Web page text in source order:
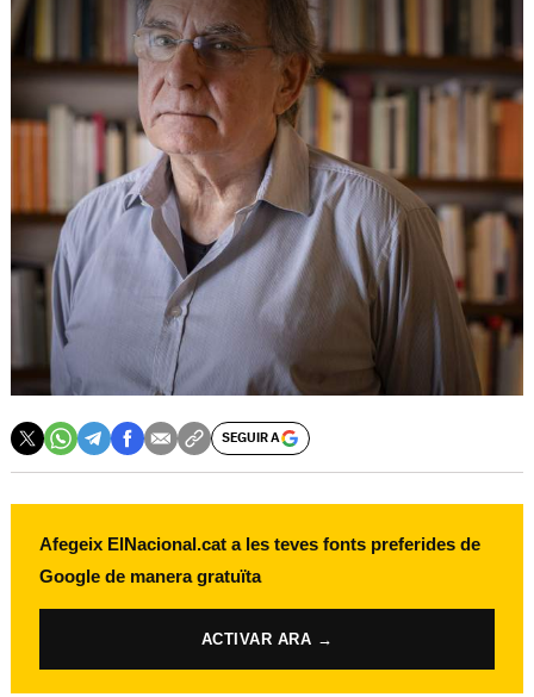
SEGUIR A
Afegeix ElNacional.cat a les teves fonts preferides de
Google de manera gratuïta
ACTIVAR ARA →